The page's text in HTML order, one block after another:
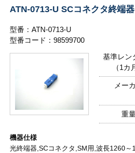
ATN-0713-U SCコネクタ終端器
型番：ATN-0713-U
型番コード：98599700
基準レン
（1カ
メー
重
機器仕様
光終端器,SCコネクタ,SM用,波長1260～